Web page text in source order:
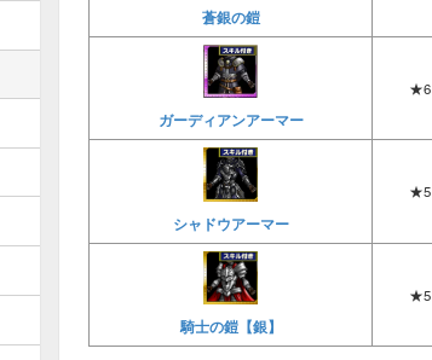
蒼銀の鎧
ガーディアンアーマー
★6
シャドウアーマー
★5
騎士の鎧【銀】
★5